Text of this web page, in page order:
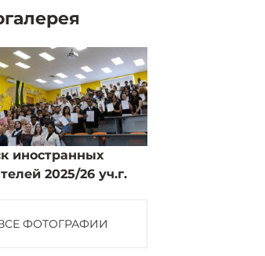
иностранных
2025/26 уч.г.
ФОТОГРАФИИ